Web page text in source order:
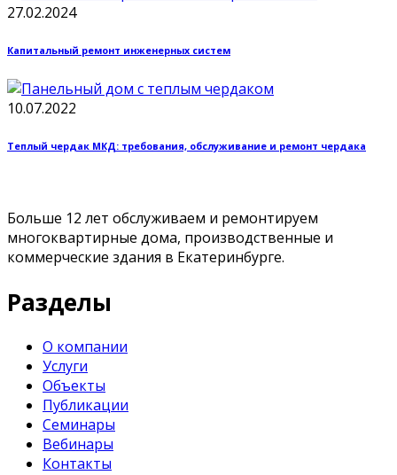
27.02.2024
Капитальный ремонт инженерных систем
10.07.2022
Теплый чердак МКД: требования, обслуживание и ремонт чердака
Больше 12 лет обслуживаем и ремонтируем
многоквартирные дома, производственные и
коммерческие здания в Екатеринбурге.
Разделы
О компании
Услуги
Объекты
Публикации
Семинары
Вебинары
Контакты